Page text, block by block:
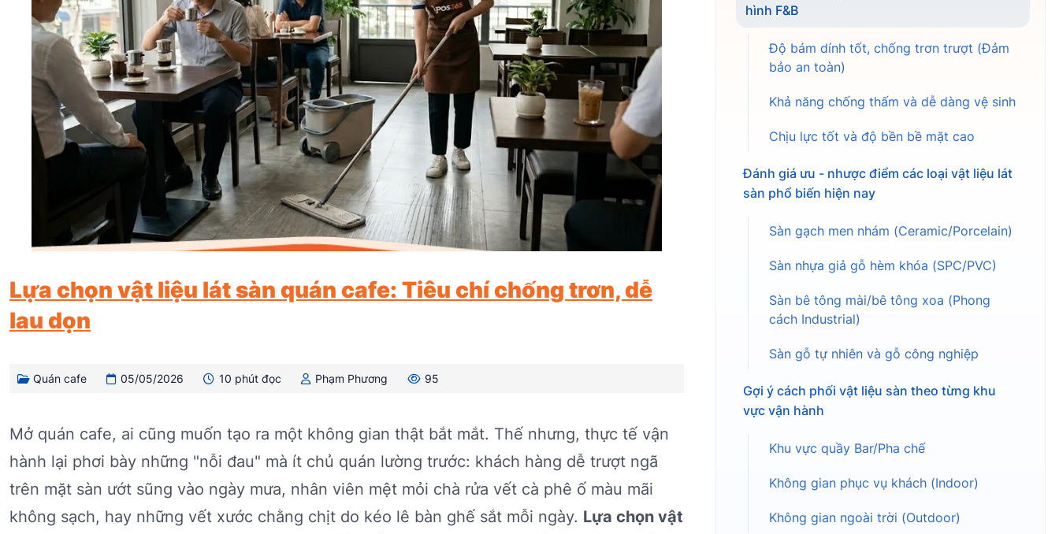
Lựa chọn vật liệu lát sàn quán cafe: Tiêu chí chống trơn, dễ
lau dọn
Quán cafe 05/05/2026 10 phút đọc Phạm Phương 95
Mở quán cafe, ai cũng muốn tạo ra một không gian thật bắt mắt. Thế nhưng, thực tế vận
hành lại phơi bày những "nỗi đau" mà ít chủ quán lường trước: khách hàng dễ trượt ngã
trên mặt sàn ướt sũng vào ngày mưa, nhân viên mệt mỏi chà rửa vết cà phê ố màu mãi
không sạch, hay những vết xước chằng chịt do kéo lê bàn ghế sắt mỗi ngày. Lựa chọn vật
hình F&B
Độ bám dính tốt, chống trơn trượt (Đảm
bảo an toàn)
Khả năng chống thấm và dễ dàng vệ sinh
Chịu lực tốt và độ bền bề mặt cao
Đánh giá ưu - nhược điểm các loại vật liệu lát
sàn phổ biến hiện nay
Sàn gạch men nhám (Ceramic/Porcelain)
Sàn nhựa giả gỗ hèm khóa (SPC/PVC)
Sàn bê tông mài/bê tông xoa (Phong
cách Industrial)
Sàn gỗ tự nhiên và gỗ công nghiệp
Gợi ý cách phối vật liệu sàn theo từng khu
vực vận hành
Khu vực quầy Bar/Pha chế
Không gian phục vụ khách (Indoor)
Không gian ngoài trời (Outdoor)